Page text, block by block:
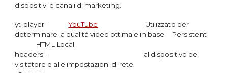
dispositivi e canali di marketing.
yt-player-YouTube
Utilizzato per
determinare la qualità video ottimale in base Persistent
HTML Local
headers- al dispositivo del
visitatore e alle impostazioni di rete.